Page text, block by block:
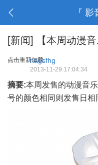
『
[新闻] 【本周动漫
点击重新加载hagsfhg
2013-11-29 17:04:34
摘要:本周发售的动漫音
号的颜色相同则发售日相